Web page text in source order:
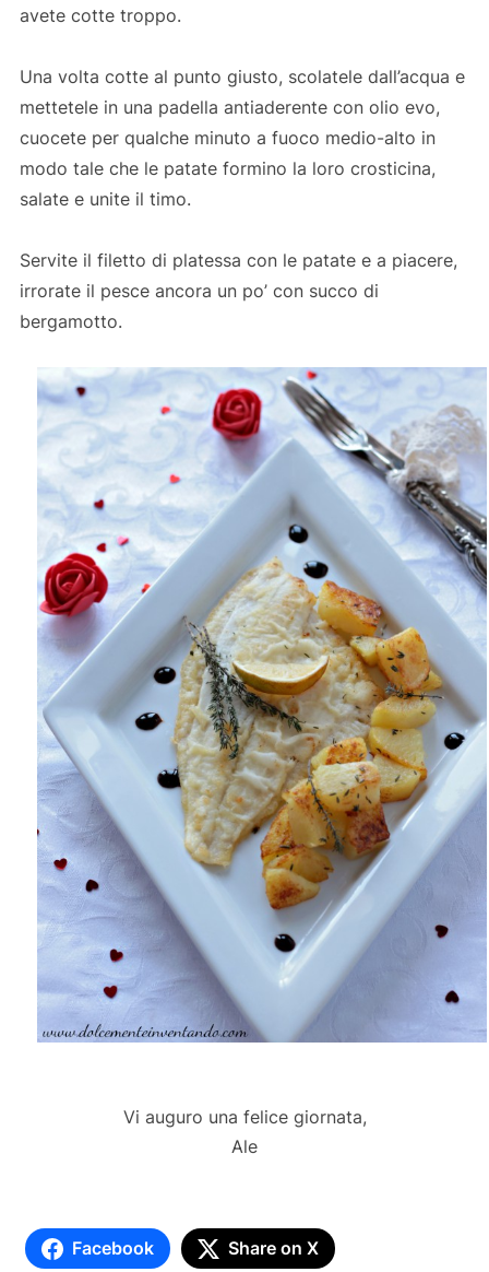
avete cotte troppo.
Una volta cotte al punto giusto, scolatele dall’acqua e
mettetele in una padella antiaderente con olio evo,
cuocete per qualche minuto a fuoco medio-alto in
modo tale che le patate formino la loro crosticina,
salate e unite il timo.
Servite il filetto di platessa con le patate e a piacere,
irrorate il pesce ancora un po’ con succo di
bergamotto.
Vi auguro una felice giornata,
Ale
Facebook Share on X